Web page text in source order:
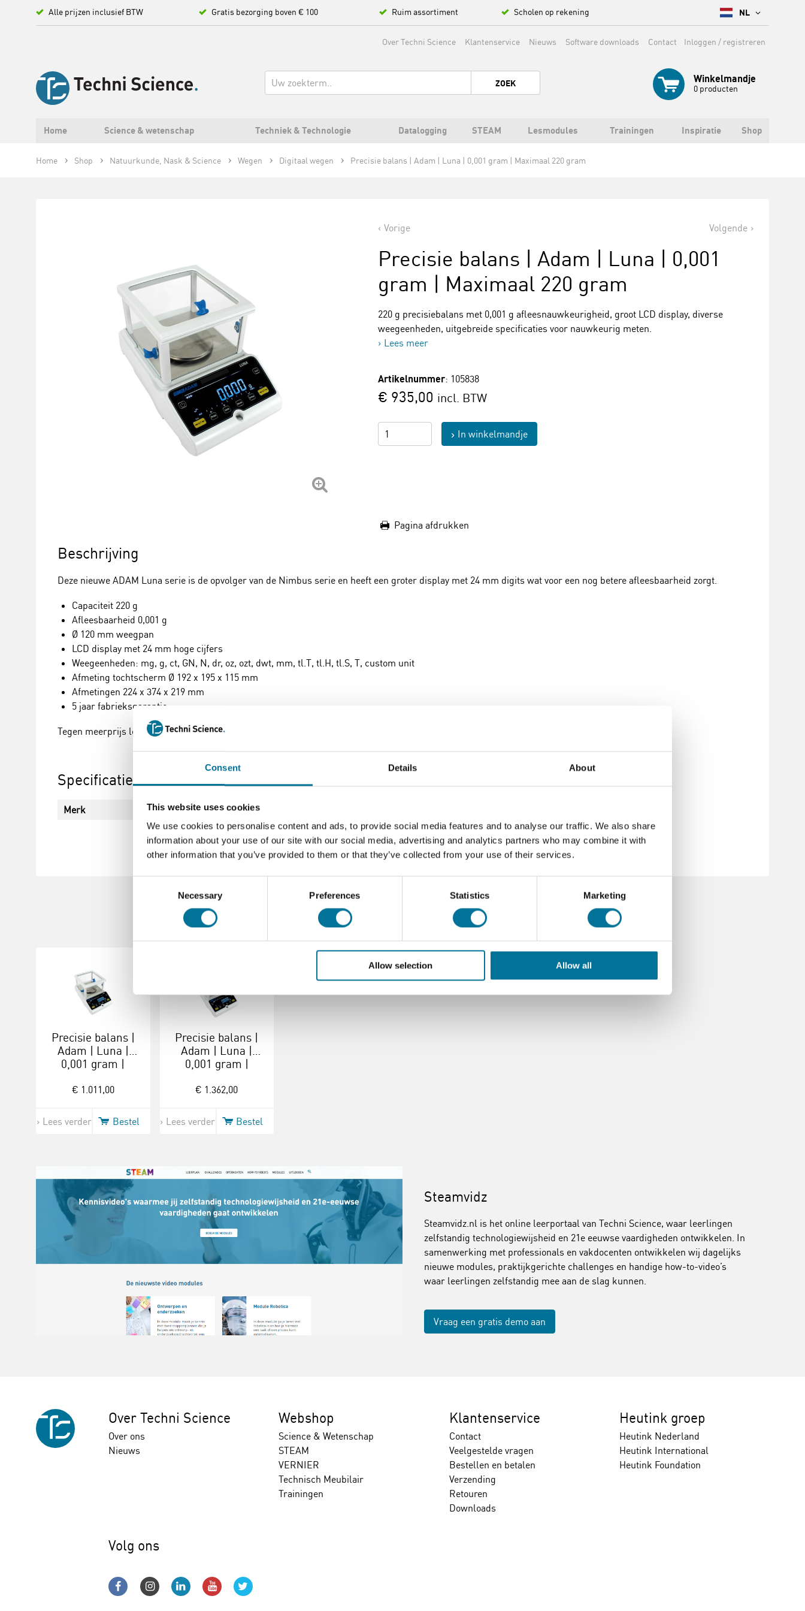
Consent Details About
This website uses cookies
We use cookies to personalise content and ads, to provide social media features and to analyse our traffic. We also share
information about your use of our site with our social media, advertising and analytics partners who may combine it with
other information that you’ve provided to them or that they’ve collected from your use of their services.
Necessary Preferences Statistics Marketing
Allow selection Allow all
Alle prijzen inclusief BTW Gratis bezorging boven € 100 Ruim assortiment Scholen op rekening NL
Inloggen / registreren
Over Techni Science Klantenservice Nieuws Software downloads Contact
Winkelmandje
0 producten
ZOEK
Home Science & wetenschap Techniek & Technologie Datalogging STEAM Lesmodules Trainingen Inspiratie Shop
Home Shop Natuurkunde, Nask & Science Wegen Digitaal wegen Precisie balans | Adam | Luna | 0,001 gram | Maximaal 220 gram
Vorige Volgende
Precisie balans | Adam | Luna | 0,001
gram | Maximaal 220 gram
220 g precisiebalans met 0,001 g afleesnauwkeurigheid, groot LCD display, diverse
weegeenheden, uitgebreide specificaties voor nauwkeurig meten.
Lees meer
Artikelnummer: 105838
€ 935,00 incl. BTW
In winkelmandje
Pagina afdrukken
Beschrijving
Deze nieuwe ADAM Luna serie is de opvolger van de Nimbus serie en heeft een groter display met 24 mm digits wat voor een nog betere afleesbaarheid zorgt.
Capaciteit 220 g
Afleesbaarheid 0,001 g
Ø 120 mm weegpan
LCD display met 24 mm hoge cijfers
Weegeenheden: mg, g, ct, GN, N, dr, oz, ozt, dwt, mm, tl.T, tl.H, tl.S, T, custom unit
Afmeting tochtscherm Ø 192 x 195 x 115 mm
Afmetingen 224 x 374 x 219 mm
5 jaar fabrieksgarantie
Tegen meerprijs leverbaar met interne automatische kalibratie
Specificaties
Merk Adam
adam lpb luna scale - english.pdf
Precisie balans |
Adam | Luna |
0,001 gram |
gram
€ 1.011,00
Lees verder Bestel
Precisie balans |
Adam | Luna |
0,001 gram |
gram
€ 1.362,00
Lees verder Bestel
Steamvidz
Steamvidz.nl is het online leerportaal van Techni Science, waar leerlingen
zelfstandig technologiewijsheid en 21e eeuwse vaardigheden ontwikkelen. In
samenwerking met professionals en vakdocenten ontwikkelen wij dagelijks
nieuwe modules, praktijkgerichte challenges en handige how-to-video’s
waar leerlingen zelfstandig mee aan de slag kunnen.
Vraag een gratis demo aan
Over Techni Science
Over ons
Nieuws
Webshop
Science & Wetenschap
STEAM
VERNIER
Technisch Meubilair
Trainingen
Klantenservice
Contact
Veelgestelde vragen
Bestellen en betalen
Verzending
Retouren
Downloads
Heutink groep
Heutink Nederland
Heutink International
Heutink Foundation
Volg ons